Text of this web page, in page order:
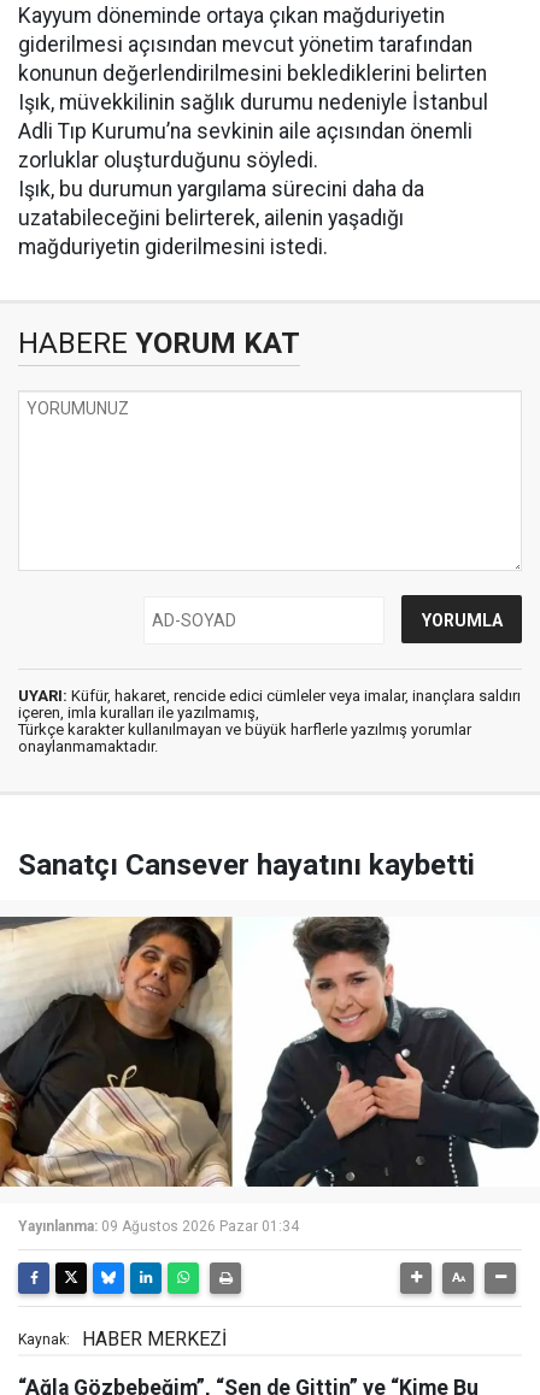
Kayyum döneminde ortaya çıkan mağduriyetin
giderilmesi açısından mevcut yönetim tarafından
konunun değerlendirilmesini beklediklerini belirten
Işık, müvekkilinin sağlık durumu nedeniyle İstanbul
Adli Tıp Kurumu’na sevkinin aile açısından önemli
zorluklar oluşturduğunu söyledi.
Işık, bu durumun yargılama sürecini daha da
uzatabileceğini belirterek, ailenin yaşadığı
mağduriyetin giderilmesini istedi.
HABERE YORUM KAT
UYARI: Küfür, hakaret, rencide edici cümleler veya imalar, inançlara saldırı
içeren, imla kuralları ile yazılmamış,
Türkçe karakter kullanılmayan ve büyük harflerle yazılmış yorumlar
onaylanmamaktadır.
Sanatçı Cansever hayatını kaybetti
Yayınlanma: 09 Ağustos 2026 Pazar 01:34
Kaynak: HABER MERKEZİ
“Ağla Gözbebeğim”, “Sen de Gittin” ve “Kime Bu